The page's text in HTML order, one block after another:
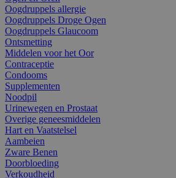
Oogdruppels allergie
Oogdruppels Droge Ogen
Oogdruppels Glaucoom
Ontsmetting
Middelen voor het Oor
Contraceptie
Condooms
Supplementen
Noodpil
Urinewegen en Prostaat
Overige geneesmiddelen
Hart en Vaatstelsel
Aambeien
Zware Benen
Doorbloeding
Verkoudheid